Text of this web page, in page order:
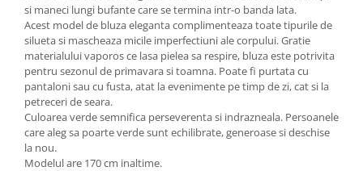
si maneci lungi bufante care se termina intr-o banda lata.
Acest model de bluza eleganta complimenteaza toate tipurile de
silueta si mascheaza micile imperfectiuni ale corpului. Gratie
materialului vaporos ce lasa pielea sa respire, bluza este potrivita
pentru sezonul de primavara si toamna. Poate fi purtata cu
pantaloni sau cu fusta, atat la evenimente pe timp de zi, cat si la
petreceri de seara.
Culoarea verde semnifica perseverenta si indrazneala. Persoanele
care aleg sa poarte verde sunt echilibrate, generoase si deschise
la nou.
Modelul are 170 cm inaltime.